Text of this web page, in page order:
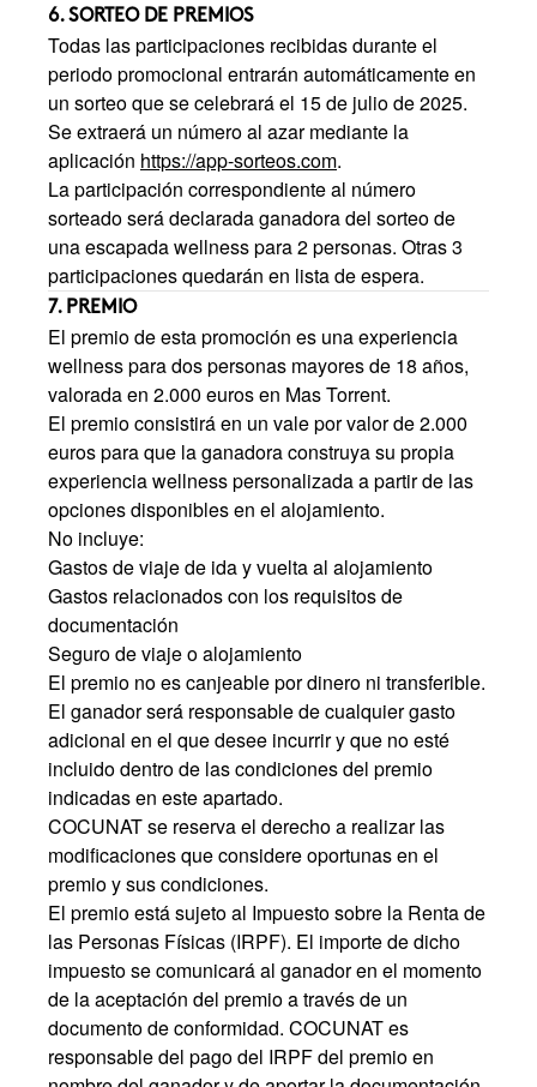
6. SORTEO DE PREMIOS
Todas las participaciones recibidas durante el
periodo promocional entrarán automáticamente en
un sorteo que se celebrará el 15 de julio de 2025.
Se extraerá un número al azar mediante la
aplicación https://app-sorteos.com.
La participación correspondiente al número
sorteado será declarada ganadora del sorteo de
una escapada wellness para 2 personas. Otras 3
participaciones quedarán en lista de espera.
7. PREMIO
El premio de esta promoción es una experiencia
wellness para dos personas mayores de 18 años,
valorada en 2.000 euros en Mas Torrent.
El premio consistirá en un vale por valor de 2.000
euros para que la ganadora construya su propia
experiencia wellness personalizada a partir de las
opciones disponibles en el alojamiento.
No incluye:
Gastos de viaje de ida y vuelta al alojamiento
Gastos relacionados con los requisitos de
documentación
Seguro de viaje o alojamiento
El premio no es canjeable por dinero ni transferible.
El ganador será responsable de cualquier gasto
adicional en el que desee incurrir y que no esté
incluido dentro de las condiciones del premio
indicadas en este apartado.
COCUNAT se reserva el derecho a realizar las
modificaciones que considere oportunas en el
premio y sus condiciones.
El premio está sujeto al Impuesto sobre la Renta de
las Personas Físicas (IRPF). El importe de dicho
impuesto se comunicará al ganador en el momento
de la aceptación del premio a través de un
documento de conformidad. COCUNAT es
responsable del pago del IRPF del premio en